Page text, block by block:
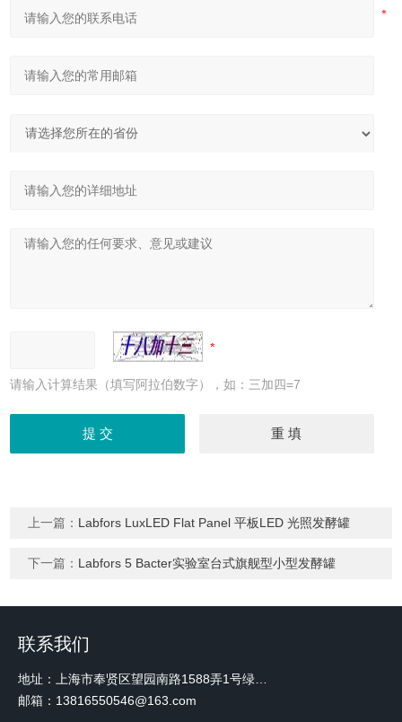
请输入计算结果（填写阿拉伯数字），如：三加四=7
上一篇： Labfors LuxLED Flat Panel 平板LED 光照发酵罐
下一篇： Labfors 5 Bacter实验室台式旗舰型小型发酵罐
联系我们
地址：上海市奉贤区望园南路1588弄1号绿地未来中心A3 2110室
邮箱：13816550546@163.com